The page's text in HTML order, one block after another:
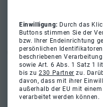
Einwilligung: Durch das
Buttons stimmen Sie der
bzw. Ihrer Endeinrichtung
persönlichen
beschriebenen
sowie Art. 6 Abs. 1 Satz 1
bis zu230 Partner zu.
davon, dass mit ihrer
außerhalb der EU mit
verarbeitet werden können.